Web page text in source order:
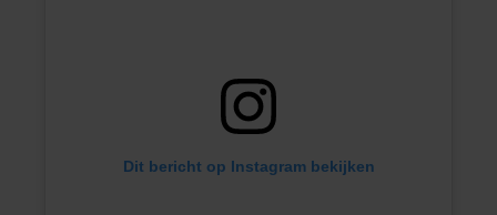
Dit bericht op Instagram bekijken